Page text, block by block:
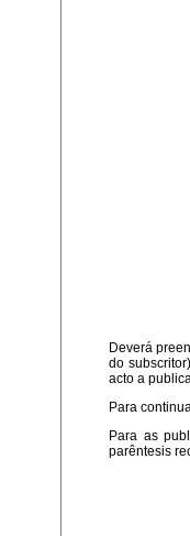
Deverá
do
acto a
Para
Para as
parêntesis